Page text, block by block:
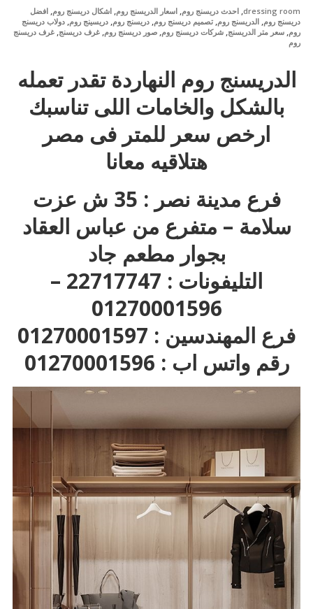
dressing room
, احدث دريسنج روم, اسعار الدريسنج روم, اشكال دريسنج روم, افضل
دريسنج روم, الدريسنج روم, تصميم دريسنج روم, دريسنج روم, دريسينج روم, دولاب دريسنج
روم, سعر متر الدريسنج, شركات دريسنج روم, صور دريسنج روم, غرف دريسنج, غرف دريسنج
روم
الدريسنج روم النهاردة تقدر تعمله
بالشكل والخامات اللى تناسبك
ارخص سعر للمتر فى مصر
هتلاقيه معانا
فرع مدينة نصر : 35 ش عزت
سلامة – متفرع من عباس العقاد
بجوار مطعم جاد
التليفونات : 22717747 –
01270001596
فرع المهندسين : 01270001597
رقم واتس اب : 01270001596